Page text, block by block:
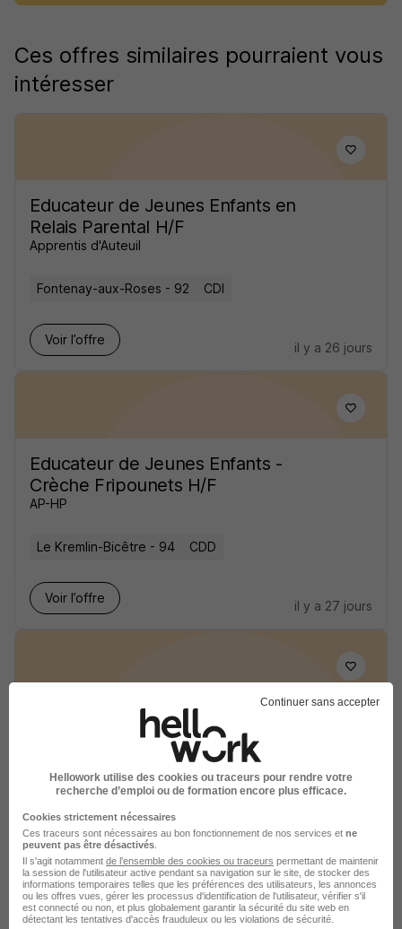
Ces offres similaires pourraient vous
intéresser
Educateur de Jeunes Enfants en
Relais Parental H/F
Apprentis d'Auteuil
Fontenay-aux-Roses - 92 CDI
Voir l’offre
il y a 26 jours
Educateur de Jeunes Enfants -
Crèche Fripounets H/F
AP-HP
Le Kremlin-Bicêtre - 94 CDD
Voir l’offre
il y a 27 jours
Educateur de Jeunes Enfants par
Semaine 80 H/F
Voir l’offre
il y a 21 jours
Continuer sans accepter
Hellowork utilise des cookies ou traceurs pour rendre votre
recherche d’emploi ou de formation encore plus efficace.
Cookies strictement nécessaires
Ces traceurs sont nécessaires au bon fonctionnement de nos services et ne
peuvent pas être désactivés
Il s'agit notamment de l'ensemble des cookies ou traceurs permettant de maintenir
la session de l'utilisateur active pendant sa navigation sur le site, de stocker des
informations temporaires telles que les préférences des utilisateurs, les annonces
ou les offres vues, gérer les processus d'identification de l'utilisateur, vérifier s'il
est connecté ou non, et plus globalement garantir la sécurité du site web en
détectant les tentatives d'accès frauduleux ou les violations de sécurité.